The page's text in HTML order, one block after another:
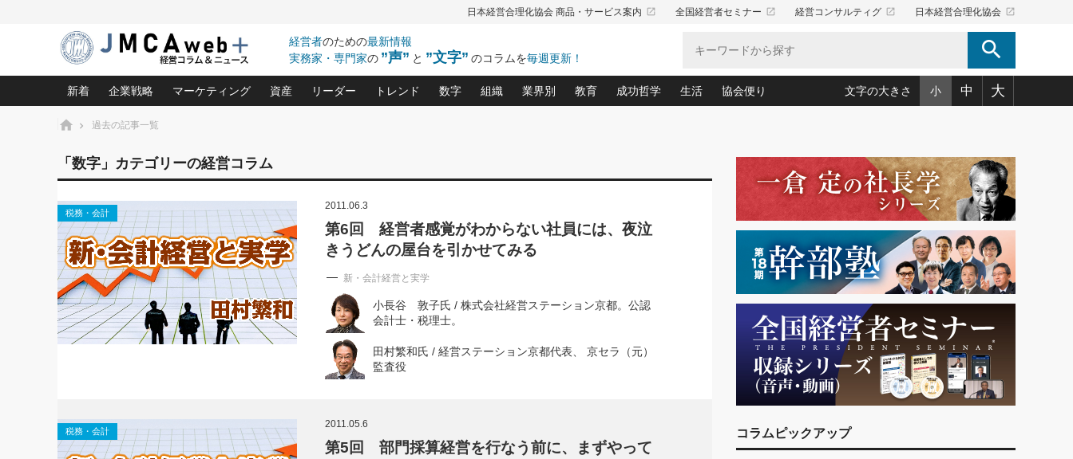
日本経営合理化協会 商品・サービス案内 launch 全国経営者セミナー launch 経営コンサルティグ launch 日本経営合理化協会 launch
経営者のための最新情報
実務家・専門家の ”声” と ”文字” のコラムを毎週更新！ search
新着
2026.08.5
朝礼・会議での「社長の３分間
スピーチ」ネタ帳（2026年8月5
日号）
2026.08.5
第109話 伝統的産品を21世紀
に生かし切る！
2026.08.5
第86回 「言葉狩り」
2026.08.5
【追悼】鈴木敏文氏 言葉で伝
える経営（ジャーナリスト 勝
もっとみる
企業戦略
中小企業の「１位づくり」戦略(96)
利益を最大化する「業務改善」横田尚哉氏(5)
強い会社を築く ビジネス・クリニック(240)
日本レーザー「人を大切にしながら利益を上げる経営」の極意
(3)
武器としてのM&A入門(3)
社長のための“儲かる通販”戦略視点(151)
継続経営 百話百行(85)
マーケティング
ネット戦略成功の秘訣 圧倒的に儲かる仕組みづくり講座(12)
ビジネスを一瞬で制する！一流グローバル経営者は知ってい
ロングセラーの玉手箱(9)
大復活＆快進撃！ユニバーサルスタジオジャパンの成功要因と
は(5)
最高の自分を表現する 成功イメージ戦略(77)
酒井光雄 成功事例に学ぶ繁栄企業のブランド戦略(39)
資産
どうなる金融業界(39)
中国経済の最新動向(204)
事業承継の前に、決めておきたい、知っておきたい、やってお
きたいコト(12)
会社と社長のための資産管理講座(95)
深読み企業分析(152)
リーダー
ビジネスリーダー×次の一手「牟田太陽の社長業ネクスト」
ピョートル・F・グジバチの『経営戦略の新常識』(12)
指導者たる者かくあるべし(635)
朝礼・会議での「社長の３分間スピーチ」ネタ帳(159)
楠木建の「経営知になる考え方」(57)
次もあなたにお願いしたいと思われる「一流の仕事術」(28)
社長の口ぐせ経営哲学(100)
社長の右腕をつくる 人と組織を動かす(200)
トレンド
北村森の「今月のヒット商品」(109)
次の売れ筋をつかむ術(102)
社長のメシの種 4.0(206)
数字
おカネが残る決算書にするために、やっておきたいこと(34)
強い決算書の会社はココが違う！(36)
損益分岐点を下げる、Ｐ／Ｌ不況時代の新戦略(12)
決算書の“見える化”術(12)
ろ」(149)
組織
中小企業の新たな法律リスク(178)
賃金決定の定石(68)
顧客・社員・社会から支持される「ウェルビーイング経営入
業界別
売れる住宅を創る 100の視点(100)
柿内幸夫─社長のための現場改善(174)
教育
あなただからお願いしたいと思われる 気配りの達人(127)
クレーム対応の新知識と新常識(57)
デキル社員に育てる！ 社員教育の決め手(203)
業績アップにつながる！ワンランク上の手紙・メール術(100)
成功哲学
中国哲学に学ぶ 不況は会社守成の好機(38)
令和時代の「社長の人間力の磨き方」(86)
先人の名句名言の教え 東洋思想に学ぶ経営学(132)
渡部昇一の「日本の指導者たち」(32)
経営に活かす“十八史略”(30)
生活
おのころ心平の ──社長のための「か・ら・だマネジメント」
デジタルＡＶを味方に！新・仕事術(180)
リーダー脳の鍛え方(32)
ワインを楽しむ基礎レッスン(12)
必読！社長が読むべき今月の4冊(88)
眼と耳で楽しむ読書術(162)
社長の「氣」(30)
米国スポーツ・ビジネスに学ぶ心理学(98)
高橋一喜の『これぞ！"本物の温泉"』(157)
協会便り
「愛読者通信」著者インタビュー(44)
ビジネス見聞録 経営ニュース(100)
作間信司の経営無形庵(けいえいむぎょうあん)(166)
繁栄への着眼点 牟田太陽(76)
講話を聞いて学ぼう 実学・耳学・磨く「ミミガク」のすすめ
(7)
文字の大きさ 小 中 大
ホーム 過去の記事一覧
「数字」カテゴリーの経営コラム
税務・会計
2011.06.3
第6回 経営者感覚がわからない社員には、夜泣
きうどんの屋台を引かせてみる
新・会計経営と実学
小長谷 敦子氏 / 株式会社経営ステーション京都。公認
会計士・税理士。
田村繁和氏 / 経営ステーション京都代表、 京セラ（元）
監査役
税務・会計
2011.05.6
第5回 部門採算経営を行なう前に、まずやって
コラムピックアップ